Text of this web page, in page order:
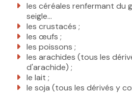
les céréales renfermant du
seigle…
les crustacés ;
les œufs ;
les poissons ;
les arachides (tous les
d'arachide) ;
le lait ;
le soja (tous les dérivés y